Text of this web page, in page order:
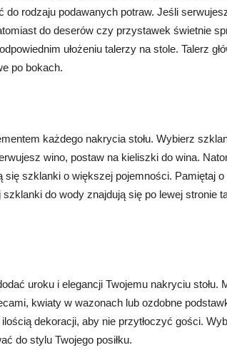
do rodzaju podawanych potraw. Jeśli
do deserów czy przystawek świetnie
ułożeniu talerzy na stole. Talerz
po bokach.
każdego nakrycia stołu. Wybierz
wino, postaw na kieliszki do wina.
szklanki o większej pojemności. Pamiętaj o
do wody znajdują się po lewej stronie
uroku i elegancji Twojemu nakryciu stołu.
kwiaty w wazonach lub ozdobne
dekoracji, aby nie przytłoczyć gości.
do stylu Twojego posiłku.